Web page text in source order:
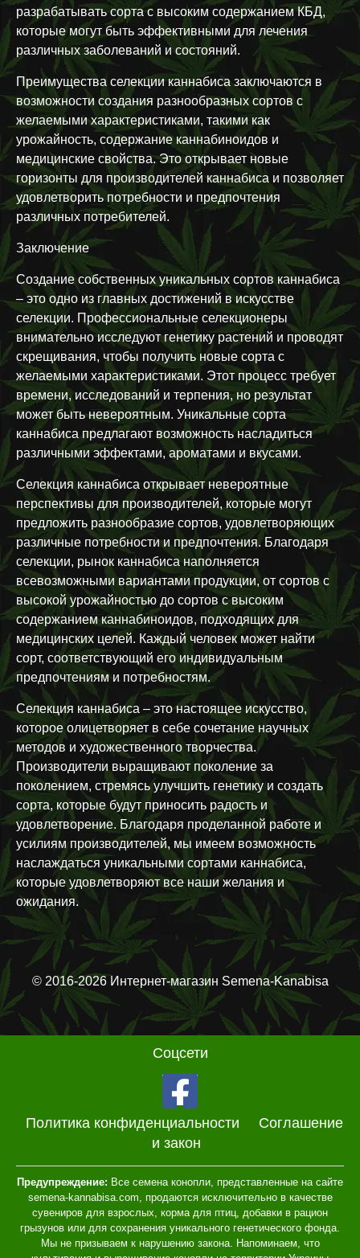
разрабатывать сорта с высоким содержанием КБД,
которые могут быть эффективными для лечения
различных заболеваний и состояний.
Преимущества селекции каннабиса заключаются в
возможности создания разнообразных сортов с
желаемыми характеристиками, такими как
урожайность, содержание каннабиноидов и
медицинские свойства. Это открывает новые
горизонты для производителей каннабиса и позволяет
удовлетворить потребности и предпочтения
различных потребителей.
Заключение
Создание собственных уникальных сортов каннабиса
– это одно из главных достижений в искусстве
селекции. Профессиональные селекционеры
внимательно исследуют генетику растений и проводят
скрещивания, чтобы получить новые сорта с
желаемыми характеристиками. Этот процесс требует
времени, исследований и терпения, но результат
может быть невероятным. Уникальные сорта
каннабиса предлагают возможность насладиться
различными эффектами, ароматами и вкусами.
Селекция каннабиса открывает невероятные
перспективы для производителей, которые могут
предложить разнообразие сортов, удовлетворяющих
различные потребности и предпочтения. Благодаря
селекции, рынок каннабиса наполняется
всевозможными вариантами продукции, от сортов с
высокой урожайностью до сортов с высоким
содержанием каннабиноидов, подходящих для
медицинских целей. Каждый человек может найти
сорт, соответствующий его индивидуальным
предпочтениям и потребностям.
Селекция каннабиса – это настоящее искусство,
которое олицетворяет в себе сочетание научных
методов и художественного творчества.
Производители выращивают поколение за
поколением, стремясь улучшить генетику и создать
сорта, которые будут приносить радость и
удовлетворение. Благодаря проделанной работе и
усилиям производителей, мы имеем возможность
наслаждаться уникальными сортами каннабиса,
которые удовлетворяют все наши желания и
ожидания.
© 2016-2026 Интернет-магазин Semena-Kanabisa
Соцсети
Политика конфиденциальности
Соглашение
и закон
Предупреждение: Все семена конопли, представленные на сайте
semena-kannabisa.com, продаются исключительно в качестве
сувениров для взрослых, корма для птиц, добавки в рацион
грызунов или для сохранения уникального генетического фонда.
Мы не призываем к нарушению закона. Напоминаем, что